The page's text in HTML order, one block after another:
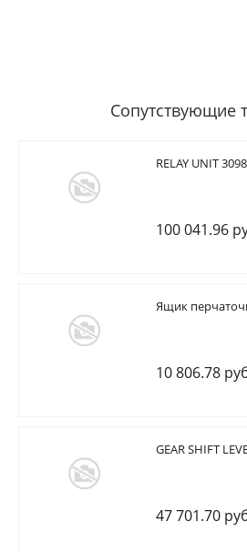
Сопутствующие
RELAY UNIT
100 041.96
Ящик
10 806.78
GEAR SHIFT
47 701.70